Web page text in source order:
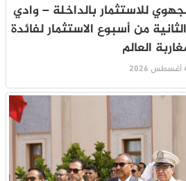
للاستثمار بالداخلة – وادي
من أسبوع الاستثمار لفائدة
العالم